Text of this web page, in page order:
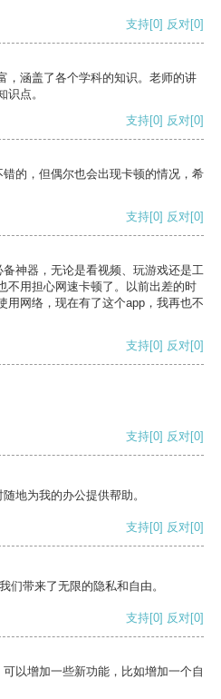
支持[0] 反对[0]
，涵盖了各个学科的知识。老师的讲
点。
支持[0] 反对[0]
的，但偶尔也会出现卡顿的情况，希
支持[0] 反对[0]
神器，无论是看视频、玩游戏还是工
不用担心网速卡顿了。以前出差的时
用网络，现在有了这个app，我再也不
支持[0] 反对[0]
支持[0] 反对[0]
地为我的办公提供帮助。
支持[0] 反对[0]
们带来了无限的隐私和自由。
支持[0] 反对[0]
以增加一些新功能，比如增加一个自